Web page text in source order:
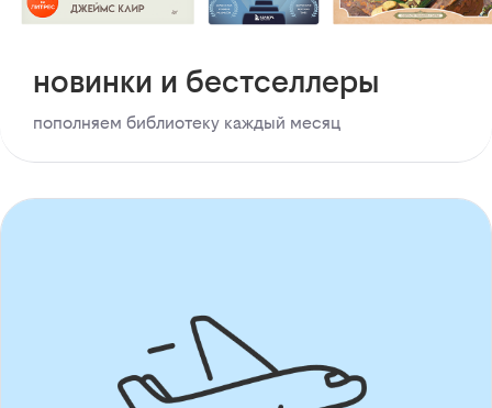
новинки и бестселлеры
пополняем библиотеку каждый месяц